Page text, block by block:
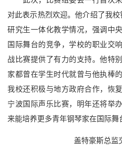
对此表示热烈欢迎。他介绍了我
研究生一体化教学情况，强调中
国际舞台的竞争，学校的职业交
战比赛提供了有力的支持。他特
家都曾在学生时代就曾与他执棒
我校还积极与地方政府合作，恢
宁波国际声乐比赛，明年还将举
来能培养更多青年钢琴家在国际舞
盖特豪斯总监